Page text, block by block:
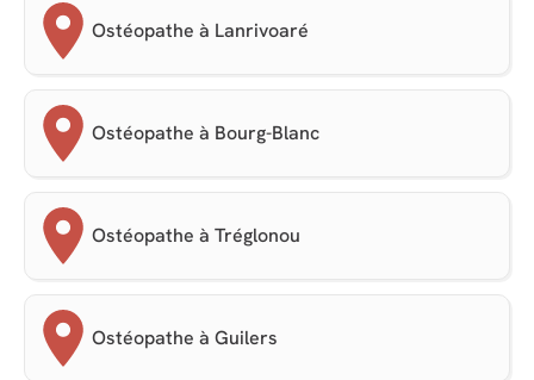
Ostéopathe à Lanrivoaré
Ostéopathe à Bourg-Blanc
Ostéopathe à Tréglonou
Ostéopathe à Guilers